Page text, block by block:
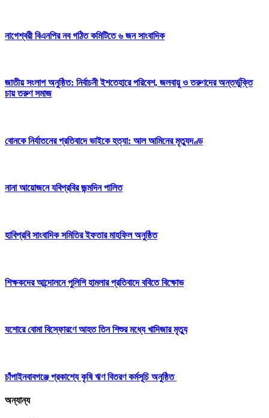
নাগেশ্বরী বিএনপির নব গঠিত কমিটিতে ৬ জন সাংবাদিক
জাতীয় সংলাপ অনুষ্ঠিত: নির্বাচনী ইশতেহারে পরিবেশ, জলবায়ু ও তরুণদের অন্তর্ভুক্তি
চায় তরুণ সমাজ
বোনকে নির্যাতনের প্রতিবাদে ভাইকে হত্যা: আল আমিনের মৃত্যুদণ্ড
নানা আয়োজনে যবিপ্রবির জন্মদিন পালিত
হাবিপ্রবি সাংবাদিক সমিতির ইফতার মাহফিল অনুষ্ঠিত
শিক্ষকদের আন্দোলনে পুলিশি হামলার প্রতিবাদে ববিতে বিক্ষোভ
যশোরে বোমা বিস্ফোরণে আহত তিন শিশুর মধ্যে খাদিজার মৃত্যু
চাঁপাইনবাবগঞ্জে প্রকাশ্যে কৃষি ঋণ বিতরণ কর্মসূচি অনুষ্ঠিত
অন্যান্য